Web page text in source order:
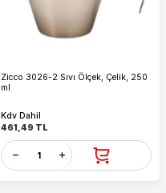
Zicco 3026-2 Sıvı Ölçek, Çelik, 250
ml
Kdv Dahil
461,49 TL